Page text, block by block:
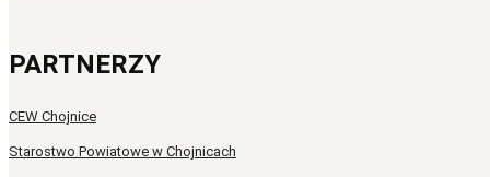
PARTNERZY
CEW Chojnice
Starostwo Powiatowe w Chojnicach